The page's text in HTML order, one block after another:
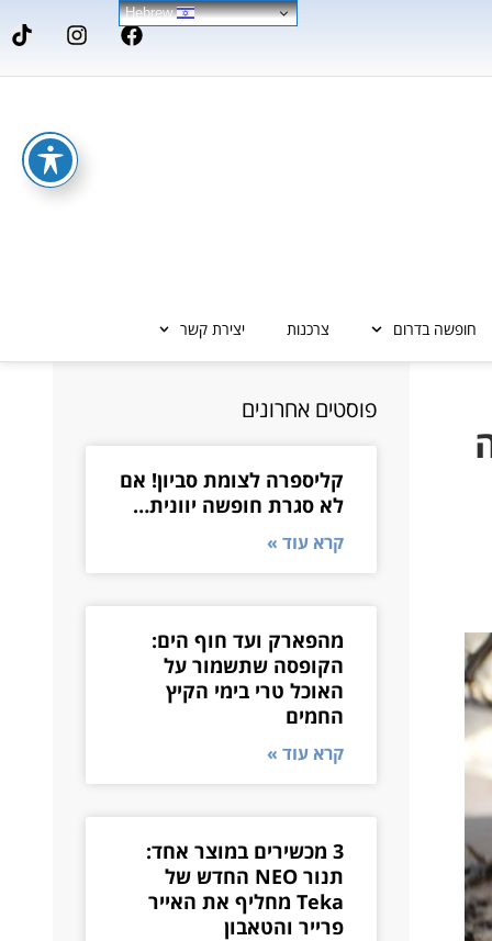
חופשה בדרום צרכנות יצירת קשר
פוסטים אחרונים
קליספרה לצומת סביון! אם
לא סגרת חופשה יוונית…
קרא עוד »
מהפארק ועד חוף הים:
הקופסה שתשמור על
האוכל טרי בימי הקיץ
החמים
קרא עוד »
3 מכשירים במוצר אחד:
תנור NEO החדש של
Teka מחליף את האייר
פרייר והטאבון
Hebrew